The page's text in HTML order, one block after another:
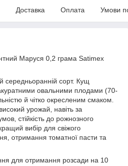
Доставка Оплата Умови
Маруся 0,2 грама Satimex
сорт. Кущ
овальними плодами (70-
й чітко окресленим смаком.
урожай, навіть за
стійкість до рожнозного
вибір для свіжого
отримання томатної пасти та
для отримання розсади на 10